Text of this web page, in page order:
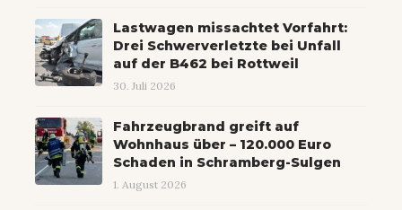
Lastwagen missachtet Vorfahrt:
Drei Schwerverletzte bei Unfall
auf der B462 bei Rottweil
30. Juli 2026
Fahrzeugbrand greift auf
Wohnhaus über – 120.000 Euro
Schaden in Schramberg-Sulgen
1. August 2026